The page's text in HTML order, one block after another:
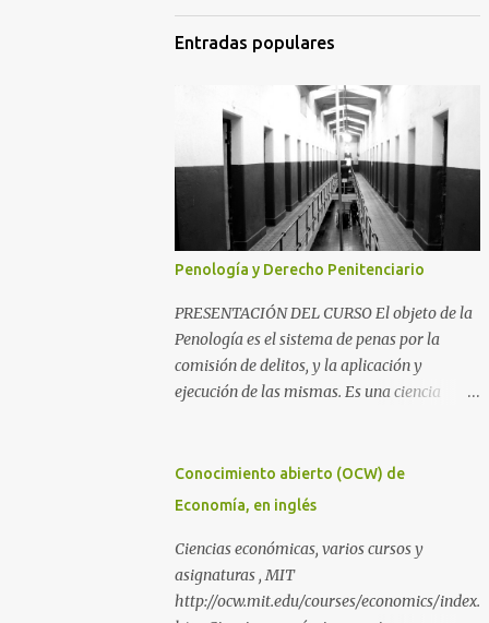
Entradas populares
Penología y Derecho Penitenciario
PRESENTACIÓN DEL CURSO El objeto de la
Penología es el sistema de penas por la
comisión de delitos, y la aplicación y
ejecución de las mismas. Es una ciencia
del Derecho Procesal y el Derecho
Constitucional. Como parte de la
aplicación de la pena como prevención de los
delitos y salvaguarda de los principios de
convivencia de una sociedad. Como parte del
Conocimiento abierto (OCW) de
Economía, en inglés
Ciencias económicas, varios cursos y
asignaturas , MIT
http://ocw.mit.edu/courses/economics/index.